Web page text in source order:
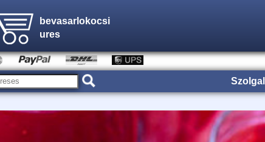
bevasarlokocsi
ures